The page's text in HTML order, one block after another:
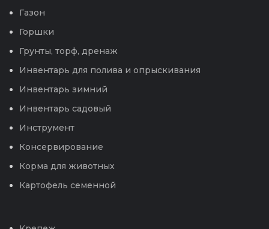
Газон
Горшки
Грунты, торф, дренаж
Инвентарь для полива и опрыскивания
Инвентарь зимний
Инвентарь садовый
Инструмент
Консервирование
Корма для животных
Картофель семенной